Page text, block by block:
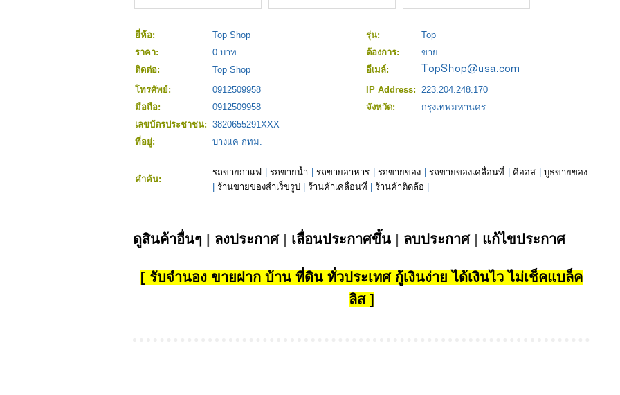
ยี่ห้อ: Top Shop รุ่น:
Top
ราคา:
0 บาท ต้องการ:
ขาย
ติดต่อ:
Top Shop
อีเมล์:
โทรศัพย์:
0912509958 IP Address: 223.204.248.170
มือถือ:
0912509958 จังหวัด:
กรุงเทพมหานคร
เลขบัตรประชาชน: 3820655291XXX
ที่อยู่:
บางแค กทม.
คำค้น:
รถขายกาแฟ รถขายน้ำ รถขายอาหาร รถขายของ รถขายของเคลื่อนที่ คีออส
บูธขายของ
ร้านขายของสำเร็ขรูป ร้านค้าเคลื่อนที่ ร้านค้าติดล้อ
ดูสินค้าอื่นๆ ลงประกาศ| เลื่อนประกาศขึ้น ลบประกาศ| แก้ไขประกาศ
[ รับจำนอง ขายฝาก บ้าน ที่ดิน ทั่วประเทศ กู้เงินง่าย ได้เงินไว ไม่เช็คแบล็ค
ลิส ]